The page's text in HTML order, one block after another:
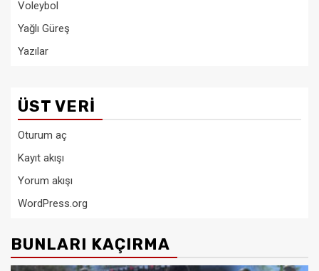
Voleybol
Yağlı Güreş
Yazılar
ÜST VERI
Oturum aç
Kayıt akışı
Yorum akışı
WordPress.org
BUNLARI KAÇIRMA